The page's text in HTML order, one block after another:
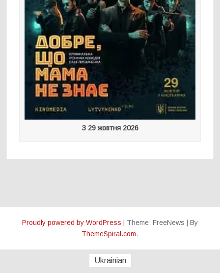
З 29 жовтня 2026
Proudly powered by WordPress Theme: FreeNews
By
ThemeSpiral.com.
Ukrainian